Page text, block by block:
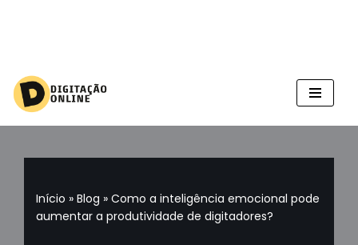
Pular
para
conteúdo
Início » Blog » Como a inteligência emocional pode
aumentar a produtividade de digitadores?